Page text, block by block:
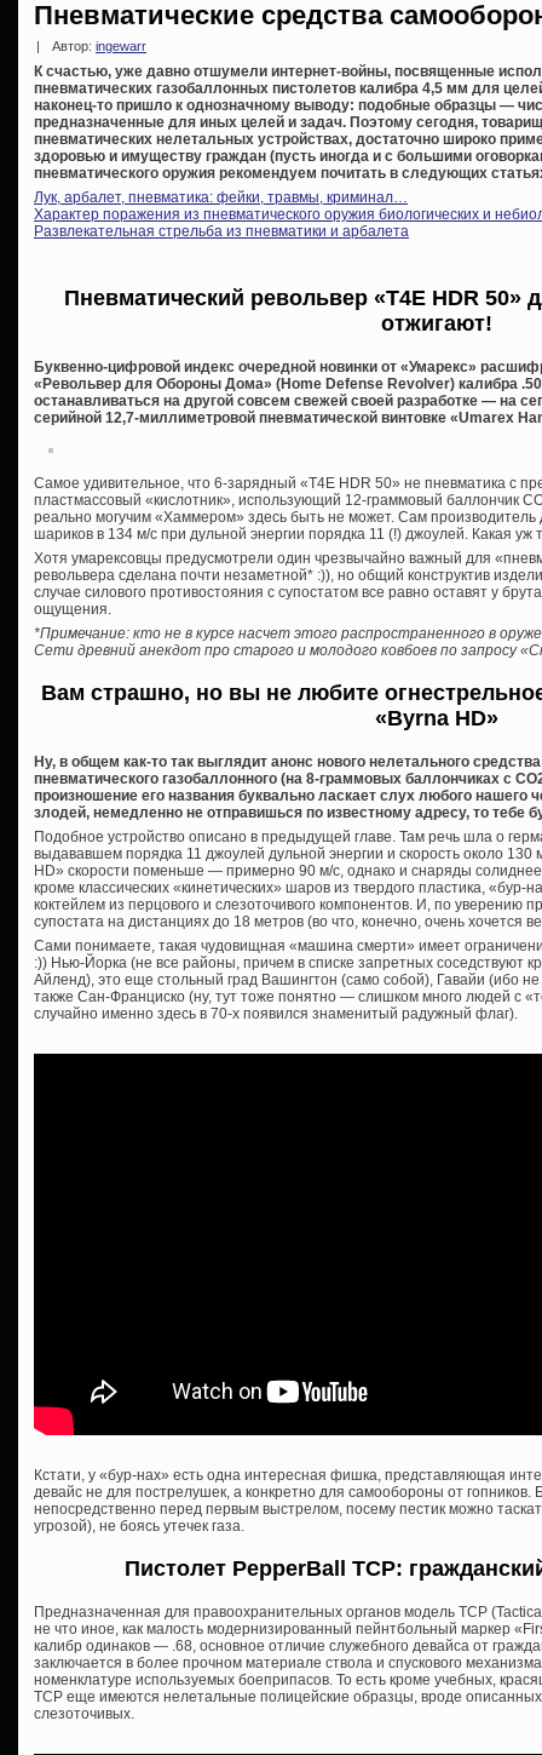
Пневматические средства
Автор: ingewarr
К счастью, уже давно отшумели интернет-войны, посвященные
пневматических газобаллонных пистолетов калибра 4,5 мм для
наконец-то пришло к однозначному выводу: подобные образцы —
предназначенные для иных целей и задач. Поэтому сегодня,
пневматических нелетальных устройствах, достаточно широко
здоровью и имуществу граждан (пусть иногда и с большими
пневматического оружия рекомендуем почитать в следующих
Лук, арбалет, пневматика: фейки, травмы, криминал…
Характер поражения из пневматического оружия биологических и
Развлекательная стрельба из пневматики и арбалета
Пневматический револьвер «T4E HDR
отжигают!
Буквенно-цифровой индекс очередной новинки от «Умарекс»
«Револьвер для Обороны Дома» (Home Defense Revolver) калибра
останавливаться на другой совсем свежей своей разработке — на
серийной 12,7-миллиметровой пневматической винтовке «Umarex
Самое удивительное, что 6-зарядный «T4E HDR 50» не пневматика с
пластмассовый «кислотник», использующий 12-граммовый баллончик
реально могучим «Хаммером» здесь быть не может. Сам производитель
шариков в 134 м/с при дульной энергии порядка 11 (!) джоулей. Какая
Хотя умарексовцы предусмотрели один чрезвычайно важный для
револьвера сделана почти незаметной* :)), но общий конструктив
случае силового противостояния с супостатом все равно оставят у
ощущения.
*Примечание: кто не в курсе насчет этого распространенного в
Сети древний анекдот про старого и молодого ковбоев по запросу
Вам страшно, но вы не любите
«Byrna HD»
Ну, в общем как-то так выглядит анонс нового нелетального
пневматического газобаллонного (на 8-граммовых баллончиках с
произношение его названия буквально ласкает слух любого нашего
злодей, немедленно не отправишься по известному адресу, то тебе
Подобное устройство описано в предыдущей главе. Там речь шла о
выдававшем порядка 11 джоулей дульной энергии и скорость около
HD» скорости поменьше — примерно 90 м/с, однако и снаряды
кроме классических «кинетических» шаров из твердого пластика,
коктейлем из перцового и слезоточивого компонентов. И, по уверению
супостата на дистанциях до 18 метров (во что, конечно, очень хочется
Сами понимаете, такая чудовищная «машина смерти» имеет
:)) Нью-Йорка (не все районы, причем в списке запретных соседствуют
Айленд), это еще стольный град Вашингтон (само собой), Гавайи (ибо не
также Сан-Франциско (ну, тут тоже понятно — слишком много людей с
случайно именно здесь в 70-х появился знаменитый радужный флаг).
Кстати, у «бур-нах» есть одна интересная фишка, представляющая
девайс не для пострелушек, а конкретно для самообороны от гопников.
непосредственно перед первым выстрелом, посему пестик можно
угрозой), не боясь утечек газа.
Пистолет PepperBall TCP:
Предназначенная для правоохранительных органов модель TCP
не что иное, как малость модернизированный пейнтбольный маркер
калибр одинаков — .68, основное отличие служебного девайса от
заключается в более прочном материале ствола и спускового
номенклатуре используемых боеприпасов. То есть кроме учебных,
TCP еще имеются нелетальные полицейские образцы, вроде
слезоточивых.